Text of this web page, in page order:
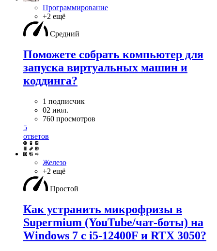
Программирование
+2 ещё
Средний
Поможете собрать компьютер для
запуска виртуальных машин и
коддинга?
1 подписчик
02 июл.
760 просмотров
5
ответов
Железо
+2 ещё
Простой
Как устранить микрофризы в
Supermium (YouTube/чат-боты) на
Windows 7 с i5-12400F и RTX 3050?